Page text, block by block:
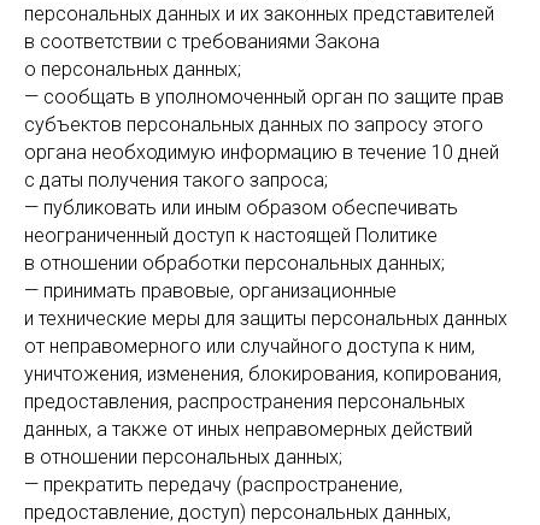
персональных данных и их законных представителей
в соответствии с требованиями Закона
о персональных данных;
— сообщать в уполномоченный орган по защите прав
субъектов персональных данных по запросу этого
органа необходимую информацию в течение 10 дней
с даты получения такого запроса;
— публиковать или иным образом обеспечивать
неограниченный доступ к настоящей Политике
в отношении обработки персональных данных;
— принимать правовые, организационные
и технические меры для защиты персональных данных
от неправомерного или случайного доступа к ним,
уничтожения, изменения, блокирования, копирования,
предоставления, распространения персональных
данных, а также от иных неправомерных действий
в отношении персональных данных;
— прекратить передачу (распространение,
предоставление, доступ) персональных данных,